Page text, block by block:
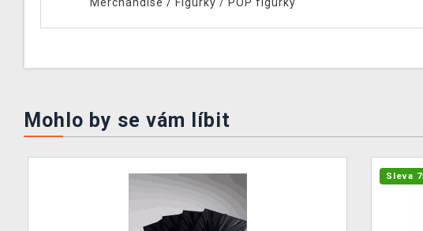
Mohlo by se vám líbit
Sleva